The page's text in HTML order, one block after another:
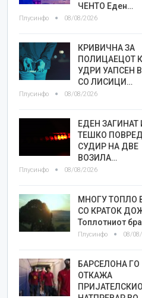
ЧЕНТО Еден…
Плусинфо 08/08/2026
КРИВИЧНА ЗА
ПОЛИЦАЕЦОТ
УДРИ УАПСЕН
СО ЛИСИЦИ…
Плусинфо 08/08/2026
ЕДЕН ЗАГИНАТ
ТЕШКО
СУДИР НА ДВЕ
ВОЗИЛА…
Плусинфо 08/08/2026
МНОГУ ТОПЛО
СО КРАТОК
Топлотниот
Плусинфо 08/
БАРСЕЛОНА ГО
ОТКАЖА